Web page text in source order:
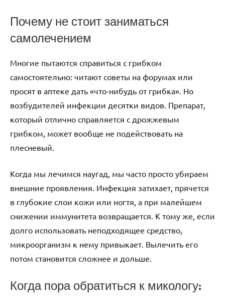
Почему не стоит заниматься
самолечением
Многие пытаются справиться с грибком
самостоятельно: читают советы на форумах или
просят в аптеке дать «что-нибудь от грибка». Но
возбудителей инфекции десятки видов. Препарат,
который отлично справляется с дрожжевым
грибком, может вообще не подействовать на
плесневый.
Когда мы лечимся наугад, мы часто просто убираем
внешние проявления. Инфекция затихает, прячется
в глубокие слои кожи или ногтя, а при малейшем
снижении иммунитета возвращается. К тому же, если
долго использовать неподходящее средство,
микроорганизм к нему привыкает. Вылечить его
потом становится сложнее и дольше.
Когда пора обратиться к микологу: